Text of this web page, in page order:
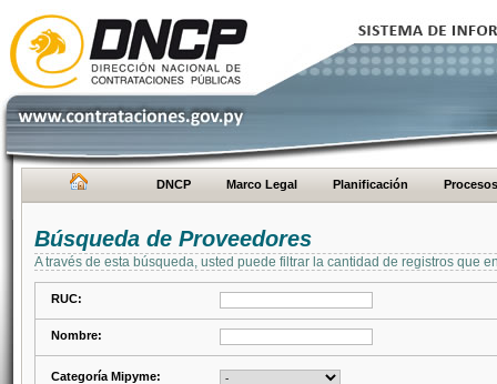
DNCP Marco Legal Planificación Procesos
Búsqueda de Proveedores
A través de esta búsqueda, usted puede filtrar la cantidad de registros que
RUC:
Nombre:
Categoría Mipyme: